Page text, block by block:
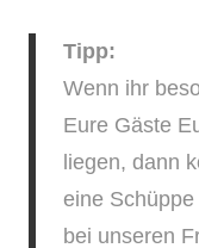
Tipp:
Wenn ihr
Eure Gäste
liegen, dann
eine
bei unseren